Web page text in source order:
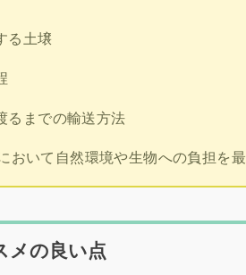
る土壌
るまでの輸送方法
おいて自然環境や生物への負担を
メの良い点